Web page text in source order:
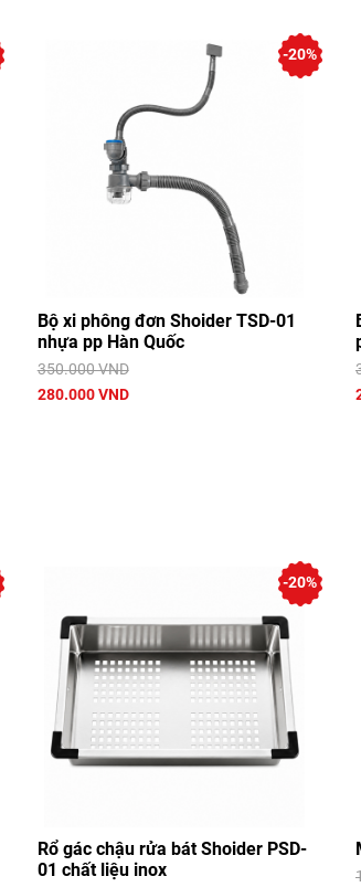
Bộ xi phông đơn Shoider TSD-01
nhựa pp Hàn Quốc
350.000 VND
280.000 VND
-20%
Rổ gác chậu rửa bát Shoider PSD-
01 chất liệu inox
-20%